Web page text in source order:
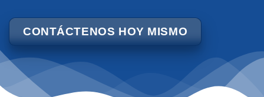
CONTÁCTENOS HOY MISMO